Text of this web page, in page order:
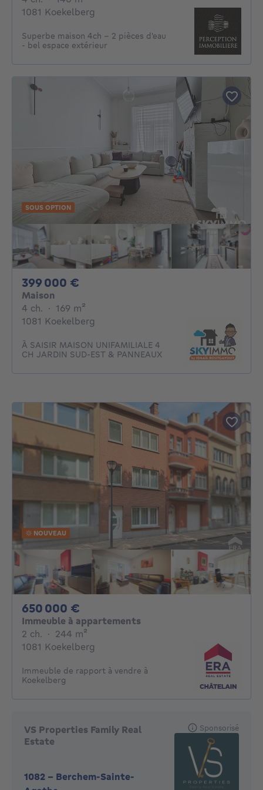
1081 Koekelberg
Superbe maison 4ch - 2 pièces d'eau
- bel espace extérieur
SOUS OPTION
399 000 €
Maison
4 ch. 4 chambres
· 169 m²
1081 Koekelberg
À SAISIR MAISON UNIFAMILIALE 4
CH JARDIN SUD-EST & PANNEAUX
NOUVEAU
650 000 €
Immeuble à appartements
2 ch. 2 chambres
· 244 m²
1081 Koekelberg
Immeuble de rapport à vendre à
Koekelberg
VS Properties Family Real
Estate
1082 - Berchem-Sainte-
Sponsorisé